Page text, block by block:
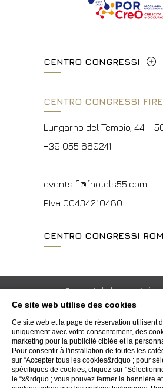
CENTRO CONGRESSI
+39 06 4814927
info@hotelpalatino.com
CENTRO CONGRESSI
Lungarno del Tempio, 44 -
+39 055 660241
events.fi@fhotels55.com
P.Iva 00434210480
CENTRO CONGRESSI
mice@hotelpalatino.com
P.Iva 00434210480
Respect de la vie privée
Informations sur la société
Contacts
Whistleblowing
WEBSITE BY
Ce site web utilise des cookies
Ce site web et la page de réservation utilisent
uniquement avec votre consentement, des
marketing pour la publicité ciblée et la
Pour consentir à l'installation de toutes les
sur “Accepter tous les cookies&rdquo ; pour
spécifiques de cookies, cliquez sur
le “x&rdquo ; vous pouvez fermer la bannière